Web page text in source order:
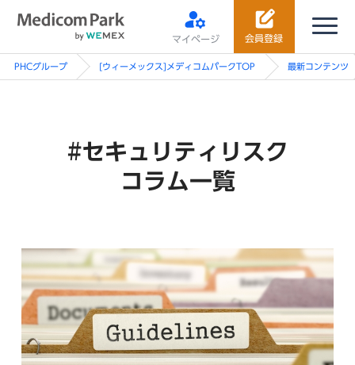
会員登録
マイページ
PHCグループ [ウィーメックス]メディコムパークTOP 最新コンテンツ
#セキュリティリスク
コラム一覧